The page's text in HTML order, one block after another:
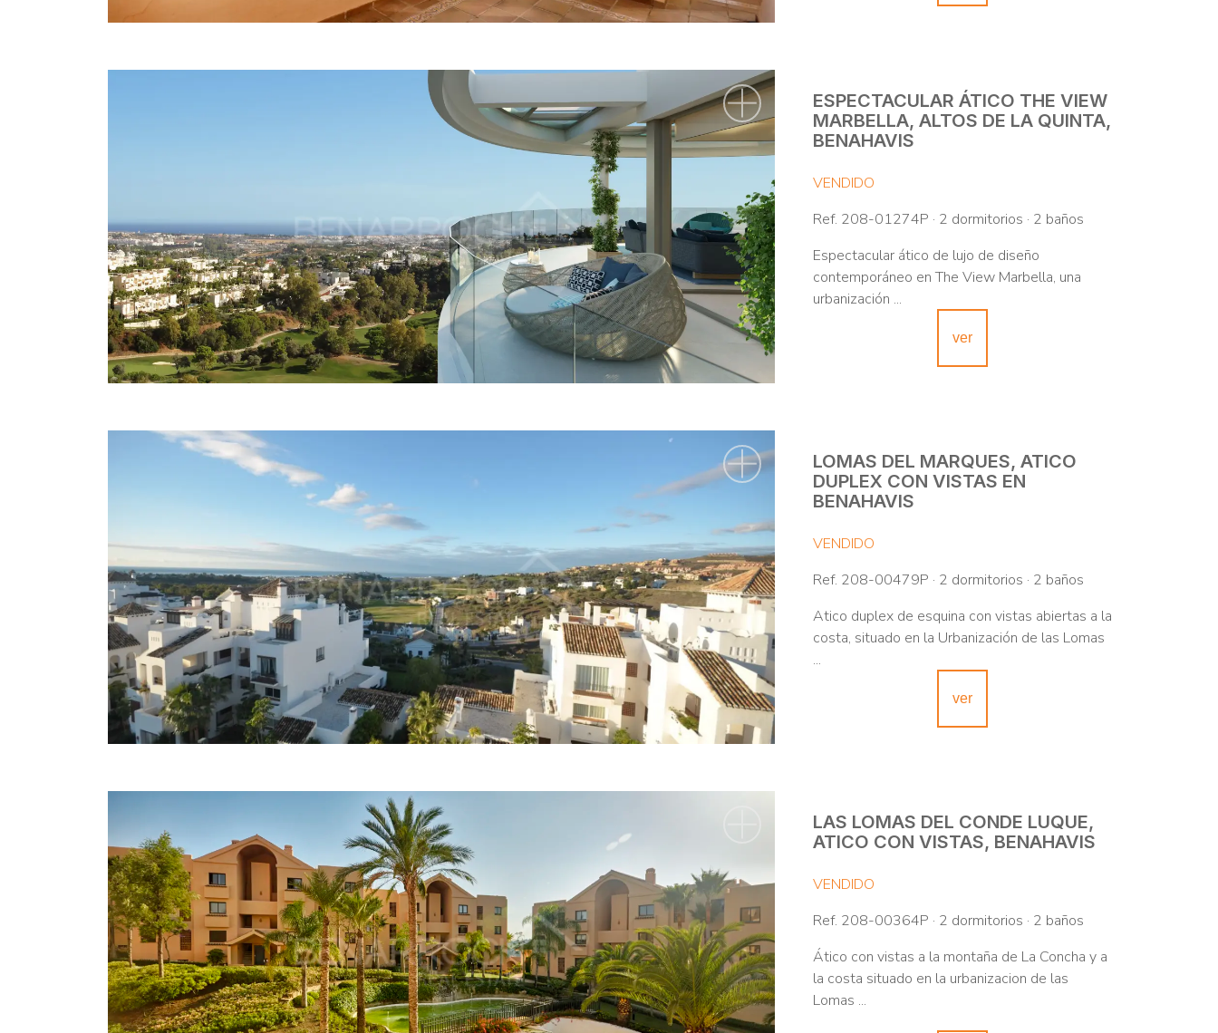
ESPECTACULAR ÁTICO THE VIEW
MARBELLA, ALTOS DE LA QUINTA,
BENAHAVIS
VENDIDO
Ref. 208-01274P · 2 dormitorios · 2 baños
Espectacular ático de lujo de diseño
contemporáneo en The View Marbella, una
urbanización ...
ver
LOMAS DEL MARQUES, ATICO
DUPLEX CON VISTAS EN
BENAHAVIS
VENDIDO
Ref. 208-00479P · 2 dormitorios · 2 baños
Atico duplex de esquina con vistas abiertas a la
costa, situado en la Urbanización de las Lomas
...
ver
LAS LOMAS DEL CONDE LUQUE,
ATICO CON VISTAS, BENAHAVIS
VENDIDO
Ref. 208-00364P · 2 dormitorios · 2 baños
Ático con vistas a la montaña de La Concha y a
la costa situado en la urbanizacion de las
Lomas ...